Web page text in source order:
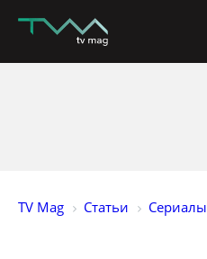
TV Mag Статьи Сериалы